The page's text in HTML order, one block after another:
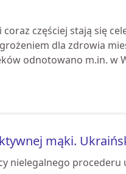
częściej stają się
dla zdrowia
odnotowano m.in. w
mąki.
nielegalnego procederu